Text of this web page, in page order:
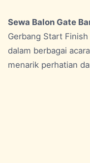
Sewa Balon Gate
Gerbang Start
dalam berbagai
menarik perhatian